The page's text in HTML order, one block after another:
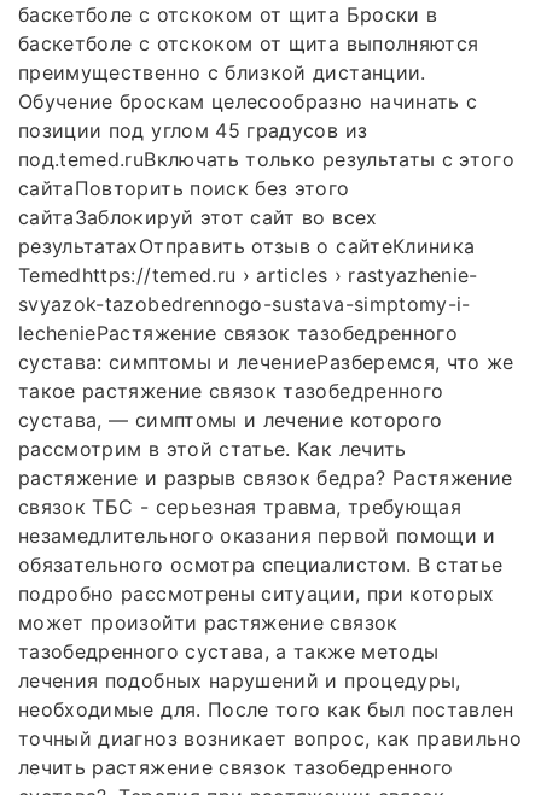
баскетболе с отскоком от щита Броски в
баскетболе с отскоком от щита выполняются
преимущественно с близкой дистанции.
Обучение броскам целесообразно начинать с
позиции под углом 45 градусов из
под.temed.ruВключать только результаты с этого
сайтаПовторить поиск без этого
сайтаЗаблокируй этот сайт во всех
результатахОтправить отзыв о сайтеКлиника
Temedhttps://temed.ru › articles › rastyazhenie-
svyazok-tazobedrennogo-sustava-simptomy-i-
lechenieРастяжение связок тазобедренного
сустава: симптомы и лечениеРазберемся, что же
такое растяжение связок тазобедренного
сустава, — симптомы и лечение которого
рассмотрим в этой статье. Как лечить
растяжение и разрыв связок бедра? Растяжение
связок ТБС - серьезная травма, требующая
незамедлительного оказания первой помощи и
обязательного осмотра специалистом. В статье
подробно рассмотрены ситуации, при которых
может произойти растяжение связок
тазобедренного сустава, а также методы
лечения подобных нарушений и процедуры,
необходимые для. После того как был поставлен
точный диагноз возникает вопрос, как правильно
лечить растяжение связок тазобедренного